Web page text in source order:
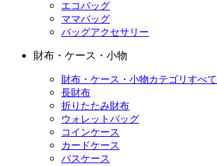
エコバッグ
ママバッグ
バッグアクセサリー
財布・ケース・小物
財布・ケース・小物カテゴリすべて
長財布
折りたたみ財布
ウォレットバッグ
コインケース
カードケース
パスケース